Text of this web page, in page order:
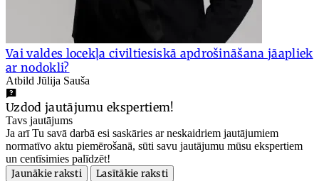
Vai valdes locekļa civiltiesiskā apdrošināšana jāapliek
ar nodokli?
Atbild Jūlija Sauša
Uzdod jautājumu ekspertiem!
Tavs jautājums
Ja arī Tu savā darbā esi saskāries ar neskaidriem jautājumiem
normatīvo aktu piemērošanā, sūti savu jautājumu mūsu ekspertiem
un centīsimies palīdzēt!
Jaunākie raksti
Lasītākie raksti